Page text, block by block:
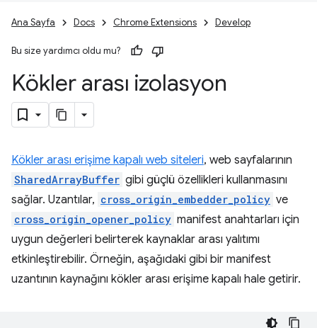
Ana Sayfa Docs Chrome Extensions Develop
Bu size yardımcı oldu mu?
Kökler arası izolasyon
Kökler arası erişime kapalı web siteleri, web sayfalarının
SharedArrayBuffer gibi güçlü özellikleri kullanmasını
sağlar. Uzantılar, cross_origin_embedder_policy ve
cross_origin_opener_policy manifest anahtarları için
uygun değerleri belirterek kaynaklar arası yalıtımı
etkinleştirebilir. Örneğin, aşağıdaki gibi bir manifest
uzantının kaynağını kökler arası erişime kapalı hale getirir.